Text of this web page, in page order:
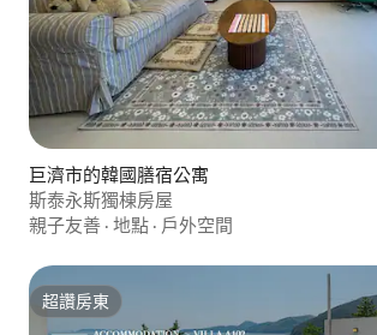
巨濟市的韓國膳宿公寓
斯泰永斯獨棟房屋
親子友善 · 地點 · 戶外空間
超讚房東
超讚房東